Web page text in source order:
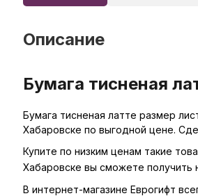
Описание
Бумага тисненая
Бумага тисненая латте размер
Хабаровске по выгодной цене.
Купите по низким ценам такие
Хабаровске вы сможете получить
В интернет-магазине Еврогифт